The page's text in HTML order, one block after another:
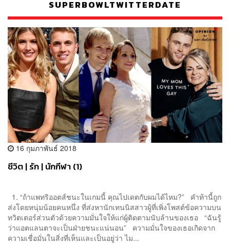
SUPERBOWLTWITTERDATE
16 กุมภาพันธ์ 2018
ชีวิต | รัก | นักกีฬา (1)
1. “ถ้าแพทริออตส์ชนะในเกมนี้ คุณไปเดตกับผมได้ไหม?” คำท้านี้ถูก
ส่งโดยหนุ่มน้อยคนหนึ่ง ที่ส่งหานักเทนนิสสาวผู้ที่เพิ่งโพสต์ข้อความบน
ทวิตเตอร์ส่วนตัวด้วยความมั่นใจให้แก่ผู้ติดตามนับล้านของเธอ “ฉันรู้
ว่าแอตแลนตาจะเป็นฝ่ายชนะแน่นอน” ความมั่นใจของเธอเกิดจาก
ความเชื่อมั่นในสิ่งที่เห็นและเป็นอยู่ว่า ไม...